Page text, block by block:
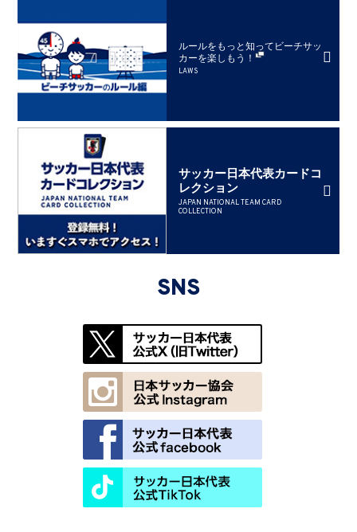
ルールをもっと知ってビーチサッ
カーを楽しもう！
LAWS
サッカー日本代表カードコ
レクション
JAPAN NATIONAL TEAM CARD
COLLECTION
SNS